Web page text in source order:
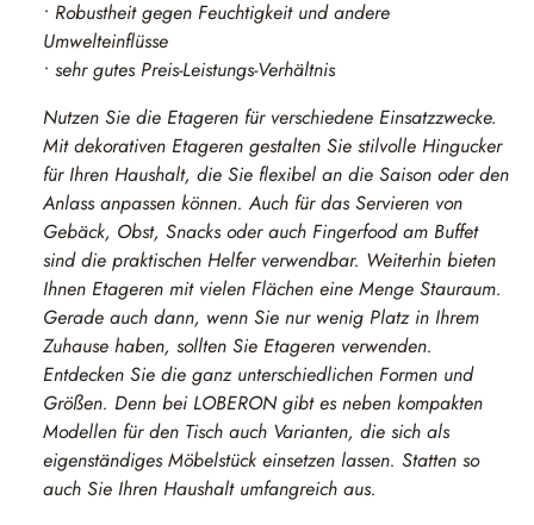
• Robustheit gegen Feuchtigkeit und andere
Umwelteinflüsse
• sehr gutes Preis-Leistungs-Verhältnis
Nutzen Sie die Etageren für verschiedene Einsatzzwecke.
Mit dekorativen Etageren gestalten Sie stilvolle Hingucker
für Ihren Haushalt, die Sie flexibel an die Saison oder den
Anlass anpassen können. Auch für das Servieren von
Gebäck, Obst, Snacks oder auch Fingerfood am Buffet
sind die praktischen Helfer verwendbar. Weiterhin bieten
Ihnen Etageren mit vielen Flächen eine Menge Stauraum.
Gerade auch dann, wenn Sie nur wenig Platz in Ihrem
Zuhause haben, sollten Sie Etageren verwenden.
Entdecken Sie die ganz unterschiedlichen Formen und
Größen. Denn bei LOBERON gibt es neben kompakten
Modellen für den Tisch auch Varianten, die sich als
eigenständiges Möbelstück einsetzen lassen. Statten so
auch Sie Ihren Haushalt umfangreich aus.